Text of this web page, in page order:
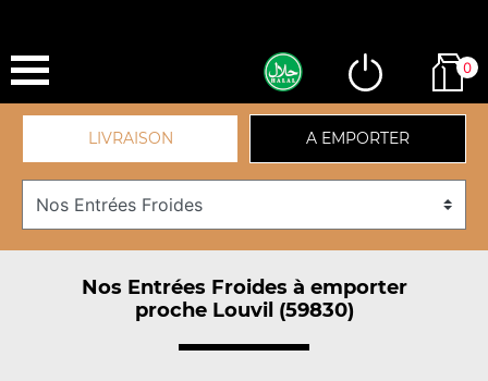
0
LIVRAISON A EMPORTER
Nos Entrées Froides à emporter
proche Louvil (59830)